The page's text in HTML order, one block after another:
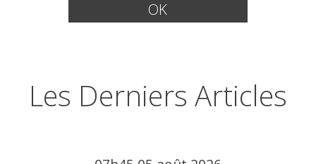
Les Derniers Articles